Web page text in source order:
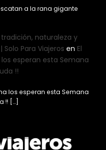
a la rana gigante
naturaleza y
Para Viajeros en El
esperan esta Semana
!!
los esperan esta Semana
!! […]